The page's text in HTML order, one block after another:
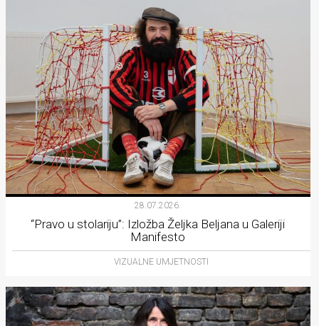
28.07.2026.
“Pravo u stolariju”: Izložba Željka Beljana u Galeriji
Manifesto
VIZUALNE UMJETNOSTI